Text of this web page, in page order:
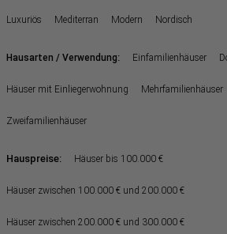
Luxuriös Mediterran Modern Nordisch
Hausarten / Verwendung: Einfamilienhäuser
Häuser mit Einliegerwohnung Mehrfamilienhäuser
Zweifamilienhäuser
Hauspreise: Häuser bis 100.000 €
Häuser zwischen 100.000 € und 200.000 €
Häuser zwischen 200.000 € und 300.000 €